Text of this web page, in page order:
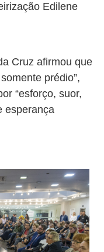
Edilene
Cruz afirmou que
prédio”,
“esforço, suor,
esperança